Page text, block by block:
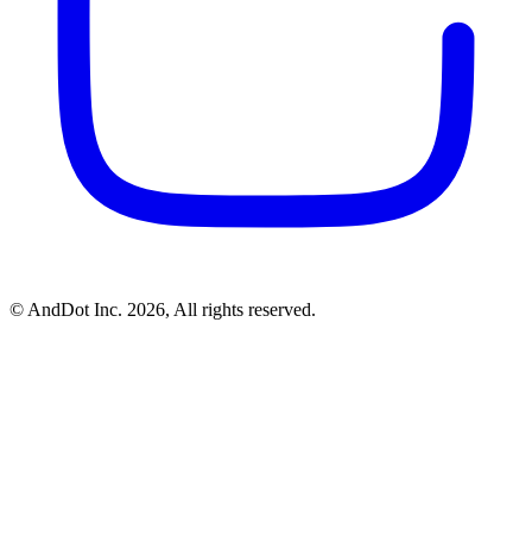
© AndDot Inc. 2026, All rights reserved.